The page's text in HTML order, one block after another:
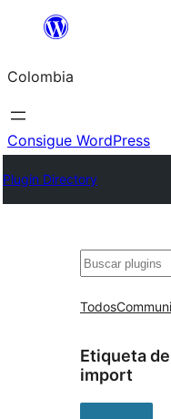
Saltar
contenido
Colombia
Consigue WordPress
Plugin Directory
Buscar
Todos
Etiqueta
import